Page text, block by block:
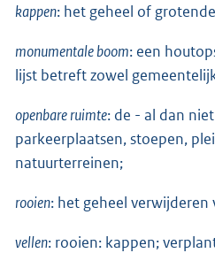
kappen: het geheel of
monumentale boom: een
lijst betreft zowel
openbare ruimte: de - al dan
parkeerplaatsen, stoepen,
natuurterreinen;
rooien: het geheel
vellen: rooien: kappen;